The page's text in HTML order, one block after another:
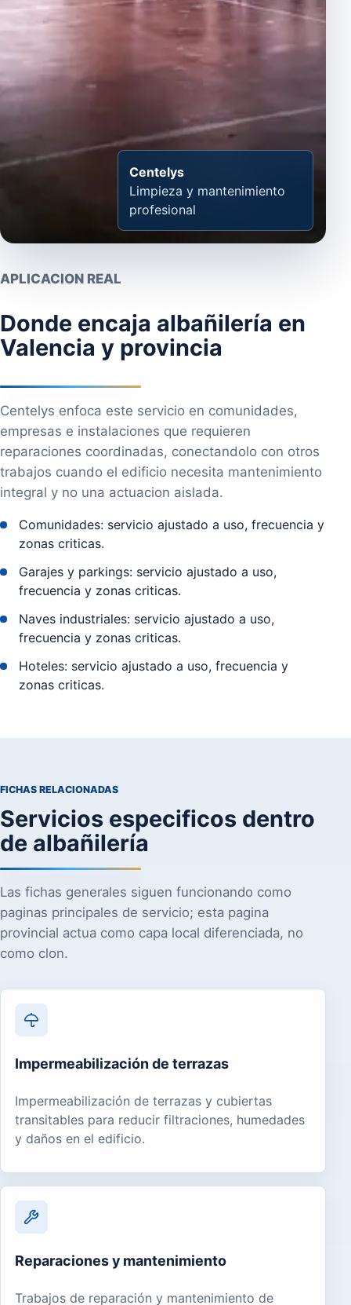
Centelys
Limpieza y mantenimiento
profesional
APLICACION REAL
Donde encaja albañilería en
Valencia y provincia
Centelys enfoca este servicio en comunidades,
empresas e instalaciones que requieren
reparaciones coordinadas, conectandolo con otros
trabajos cuando el edificio necesita mantenimiento
integral y no una actuacion aislada.
Comunidades: servicio ajustado a uso, frecuencia y
zonas criticas.
Garajes y parkings: servicio ajustado a uso,
frecuencia y zonas criticas.
Naves industriales: servicio ajustado a uso,
frecuencia y zonas criticas.
Hoteles: servicio ajustado a uso, frecuencia y
zonas criticas.
FICHAS RELACIONADAS
Servicios especificos dentro
de albañilería
Las fichas generales siguen funcionando como
paginas principales de servicio; esta pagina
provincial actua como capa local diferenciada, no
como clon.
Impermeabilización de terrazas
Impermeabilización de terrazas y cubiertas
transitables para reducir filtraciones, humedades
y daños en el edificio.
Reparaciones y mantenimiento
Trabajos de reparación y mantenimiento de